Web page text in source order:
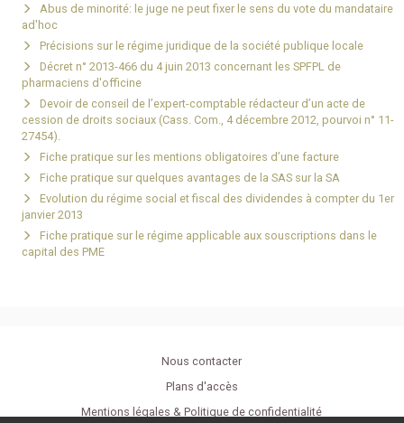
Abus de minorité: le juge ne peut fixer le sens du vote du mandataire
ad'hoc
Précisions sur le régime juridique de la société publique locale
Décret n° 2013-466 du 4 juin 2013 concernant les SPFPL de
pharmaciens d'officine
Devoir de conseil de l’expert-comptable rédacteur d’un acte de
cession de droits sociaux (Cass. Com., 4 décembre 2012, pourvoi n° 11-
27454).
Fiche pratique sur les mentions obligatoires d’une facture
Fiche pratique sur quelques avantages de la SAS sur la SA
Evolution du régime social et fiscal des dividendes à compter du 1er
janvier 2013
Fiche pratique sur le régime applicable aux souscriptions dans le
capital des PME
Nous contacter
Plans d'accès
Mentions légales & Politique de confidentialité